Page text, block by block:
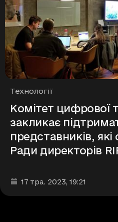
Рубрики
Технології
Комітет цифрової
закликає
представників,
Ради директорів
Дата та час публікації
17 тра. 2023, 19:21